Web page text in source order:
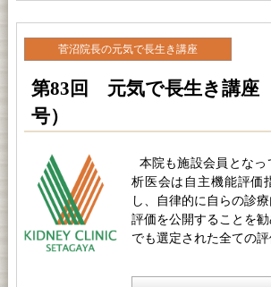
第83回 元気で長生き講座
号）
菅沼院長の元気で長生き講座
本院も施設会員となっ
析医会は自主機能評価
し、自律的に自らの診
評価を公開することを
でも選定された全ての